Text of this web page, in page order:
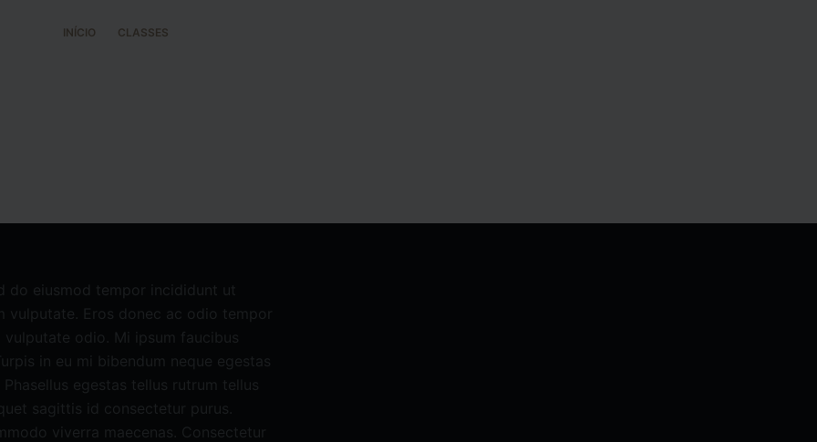
INÍCIO CLASSES
do eiusmod tempor incididunt ut
Eros donec ac odio tempor
odio. Mi ipsum faucibus
in eu mi bibendum neque egestas
egestas tellus rutrum tellus
sagittis id consectetur purus.
viverra maecenas. Consectetur